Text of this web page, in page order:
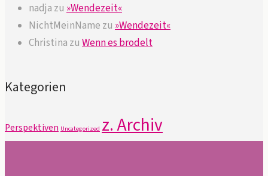
nadja zu »Wendezeit«
NichtMeinName zu »Wendezeit«
Christina zu Wenn es brodelt
Kategorien
Perspektiven Uncategorized z. Archiv